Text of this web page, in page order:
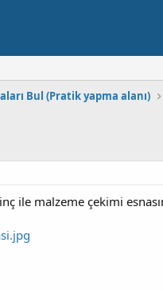
Bul (Pratik yapma alanı)
ile malzeme çekimi